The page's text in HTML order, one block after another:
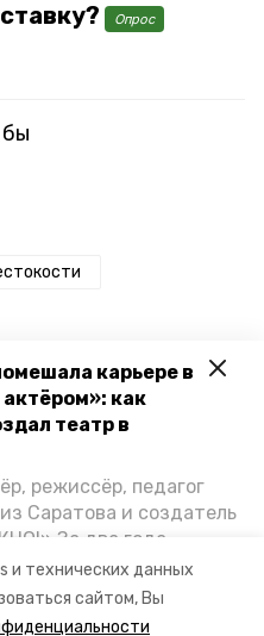
и технических данных
сайтом, Вы
карьере в
как
театр в
режиссёр, педагог
Саратова и создатель
За два года
восемь спектаклей,
О том, как стал
и собрал труппу,
Опрос
пятигорска